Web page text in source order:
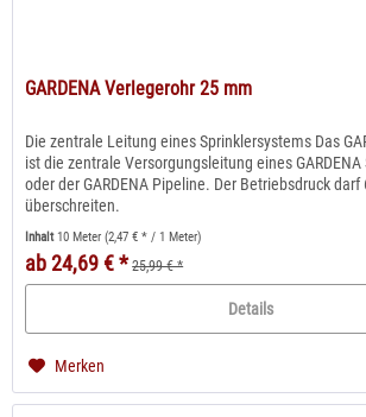
GARDENA Verlegerohr 25 mm
Die zentrale Leitung eines Sprinklersystems Das
ist die zentrale Versorgungsleitung eines
oder der GARDENA Pipeline. Der Betriebsdruck darf
überschreiten.
Inhalt 10 Meter(2,47 € * / 1 Meter)
ab 24,69 € * 25,99 € *
Details
Merken